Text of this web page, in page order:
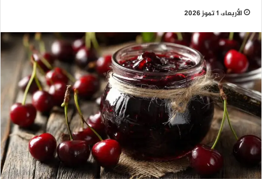
الأربعاء، 1 تموز 2026